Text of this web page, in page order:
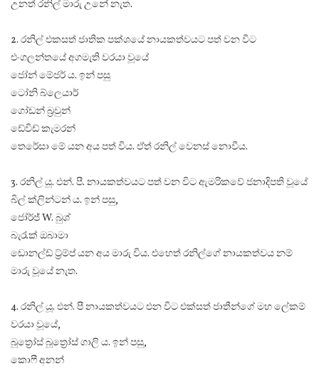
උනත් රනිල් මාරු උනේ නැත.
2. රනිල් එකසත් ජාතික පක්ශයේ නායකත්වයට පත් වන විට
එංගලන්තයේ අගමැති වරයා වූයේ
ජෝන් මේජර් ය. ඉන් පසු
ටෝනි බ්ලෙයාර්
ගෝඩන් බ්‍රවුන්
ඩේවිඩ් කැමරන්
තෙරේසා මේ යන අය පත් විය. ඒත් රනිල් වෙනස් නොවීය.
3. රනිල් යූ. එන්. පී. නායකත්වයට පත් වන විට ඇමරිකවේ ජනාදිපති වූයේ
බිල් ක්ලින්ටන් ය. ඉන් පසු,
ජෝර්ජ් W. බුශ්
බැරැක් ඔබාමා
ඩොනල්ඩ් ට්‍ර්ම්ප් යන අය මාරු විය. එහෙත් රනිල්ගේ නායකත්වය නම්
මාරු වූයේ නැත.
4. රනිල් යූ. එන්. පී නායකත්වයට එන විට එක්සත් ජාතීන්ගේ මහ ලේකම්
වරයා වූයේ,
බූත්‍රෝස් බූත්‍රෝස් ගාලි ය. ඉන් පසු,
කොෆී අනන්